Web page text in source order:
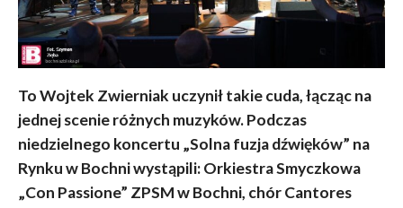
To Wojtek Zwierniak uczynił takie cuda, łącząc na
jednej scenie różnych muzyków. Podczas
niedzielnego koncertu „Solna fuzja dźwięków” na
Rynku w Bochni wystąpili: Orkiestra Smyczkowa
„Con Passione” ZPSM w Bochni, chór Cantores